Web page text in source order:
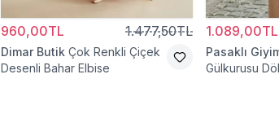
960,00TL 1.477,50TL
Dimar Butik Çok Renkli Çiçek
Desenli Bahar Elbise
1.089,00TL
Pasaklı
Gülkurusu